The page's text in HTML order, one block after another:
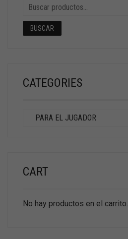
BUSCAR
CATEGORIES
PARA EL JUGADOR
CART
No hay productos en el carrito.